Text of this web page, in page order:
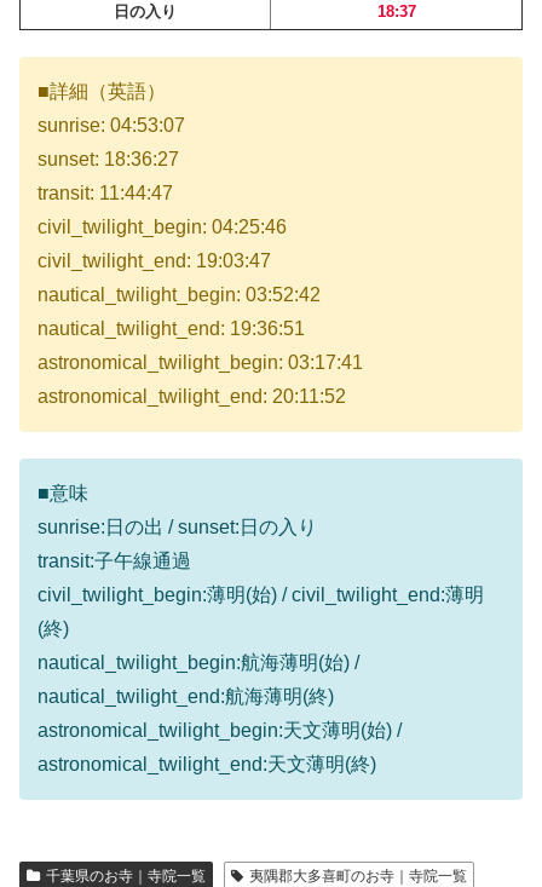
日の入り
18:37
■詳細（英語）
sunrise: 04:53:07
sunset: 18:36:27
transit: 11:44:47
civil_twilight_begin: 04:25:46
civil_twilight_end: 19:03:47
nautical_twilight_begin: 03:52:42
nautical_twilight_end: 19:36:51
astronomical_twilight_begin: 03:17:41
astronomical_twilight_end: 20:11:52
■意味
sunrise:日の出 / sunset:日の入り
transit:子午線通過
civil_twilight_begin:薄明(始) / civil_twilight_end:薄明
(終)
nautical_twilight_begin:航海薄明(始) /
nautical_twilight_end:航海薄明(終)
astronomical_twilight_begin:天文薄明(始) /
astronomical_twilight_end:天文薄明(終)
千葉県のお寺｜寺院一覧 夷隅郡大多喜町のお寺｜寺院一覧